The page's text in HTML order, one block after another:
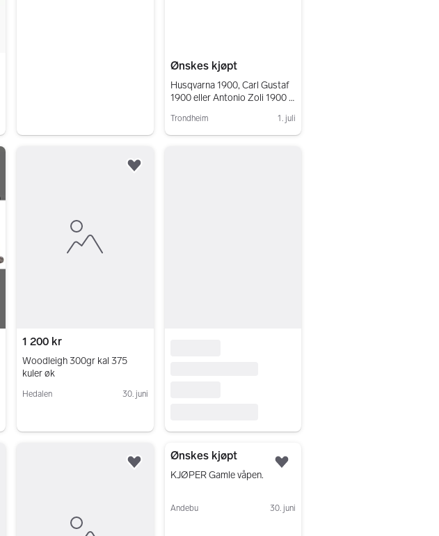
Ønskes kjøpt
Husqvarna 1900, Carl Gustaf
1900 eller Antonio Zoli 1900 i
Trondheim 1. juli
1 200 kr
Woodleigh 300gr kal 375
kuler øk
Hedalen 30. juni
Legg til som favoritt.
Ønskes kjøpt
KJØPER Gamle våpen.
Andebu 30. juni